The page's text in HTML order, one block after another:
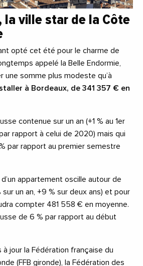
la ville star de la Côte
opté cet été pour le charme de
appelé la Belle Endormie,
une somme plus modeste qu’à
à Bordeaux, de 341 357 € en
contenue sur un an (+1 % au 1er
rapport à celui de 2020) mais qui
par rapport au premier semestre
appartement oscille autour de
sur un an, +9 % sur deux ans) et pour
compter 481 558 € en moyenne.
de 6 % par rapport au début
à jour la Fédération française du
(FFB gironde), la Fédération des